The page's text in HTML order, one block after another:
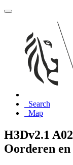
Search
Map
H3Dv2.1
Oorderen